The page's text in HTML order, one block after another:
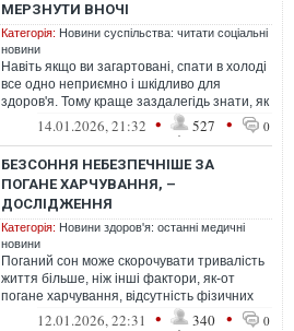
МЕРЗНУТИ ВНОЧІ
Категорія: Новини суспільства: читати соціальні
новини
Навіть якщо ви загартовані, спати в холоді
все одно неприємно і шкідливо для
здоров'я. Тому краще заздалегідь знати, як
зігрітися вночі, якщо немає оп...
14.01.2026, 21:32 • 527 • 0
БЕЗСОННЯ НЕБЕЗПЕЧНІШЕ ЗА
ПОГАНЕ ХАРЧУВАННЯ, –
ДОСЛІДЖЕННЯ
Категорія: Новини здоров'я: останні медичні
новини
Поганий сон може скорочувати тривалість
життя більше, ніж інші фактори, як-от
погане харчування, відсутність фізичних
вправ та самотність
12.01.2026, 22:31 • 340 • 0